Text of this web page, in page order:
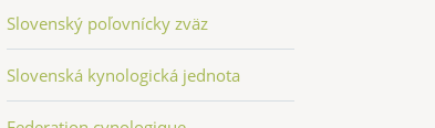
Slovenský poľovnícky zväz
Slovenská kynologická jednota